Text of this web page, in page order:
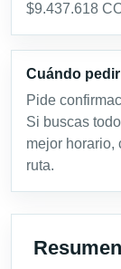
$9.437.618
Cuándo
Pide
Si buscas
mejor horario,
ruta.